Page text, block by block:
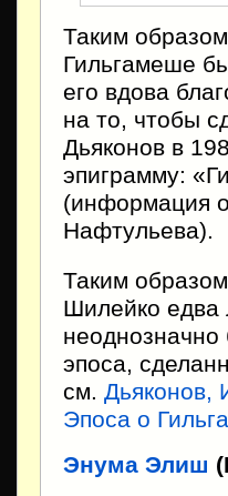
Таким
Гильгамеше
его вдова
на то, чтобы
Дьяконов в
эпиграмму:
(информация
Нафтульева).
Таким
Шилейко едва
эпоса,
см. Дьяконов,
Эпоса о
Энума Элиш